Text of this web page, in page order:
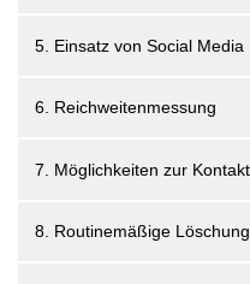
5. Einsatz von Social Media
6. Reichweitenmessung
7. Möglichkeiten zur
8. Routinemäßige